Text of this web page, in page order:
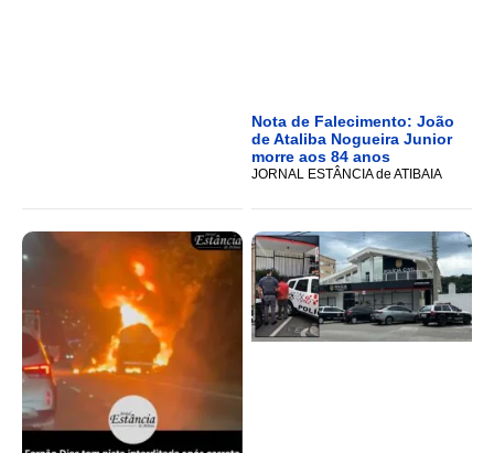
Nota de Falecimento: João
de Ataliba Nogueira Junior
morre aos 84 anos
JORNAL ESTÂNCIA de ATIBAIA